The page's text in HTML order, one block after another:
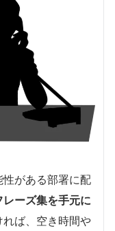
がある部署に配
レーズ集を手元に
ば、空き時間や